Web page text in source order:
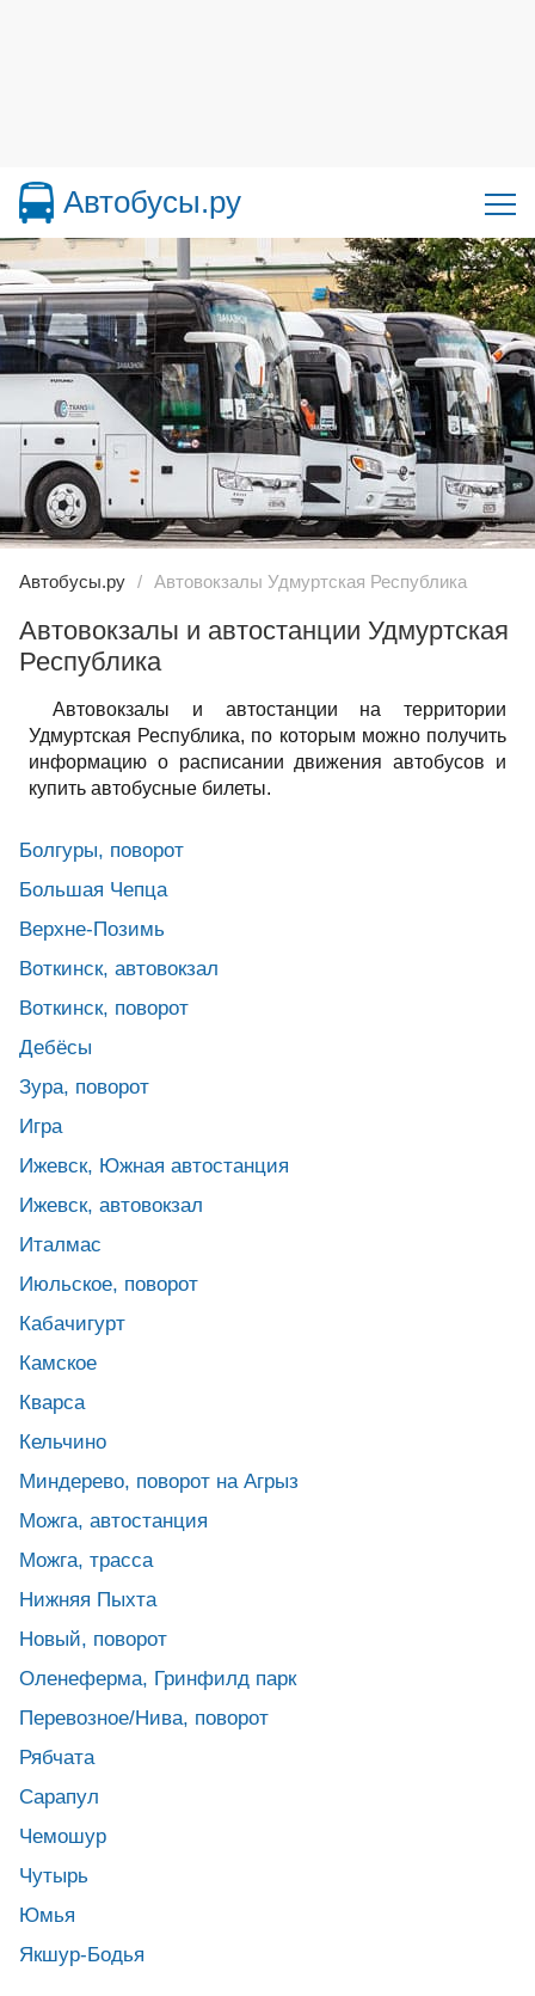
Автобусы.ру
Автобусы.ру Автовокзалы Удмуртская Республика
Автовокзалы и автостанции Удмуртская
Республика
Автовокзалы и автостанции на территории
Удмуртская Республика, по которым можно получить
информацию о расписании движения автобусов и
купить автобусные билеты.
Болгуры, поворот
Большая Чепца
Верхне-Позимь
Воткинск, автовокзал
Воткинск, поворот
Дебёсы
Зура, поворот
Игра
Ижевск, Южная автостанция
Ижевск, автовокзал
Италмас
Июльское, поворот
Кабачигурт
Камское
Кварса
Кельчино
Миндерево, поворот на Агрыз
Можга, автостанция
Можга, трасса
Нижняя Пыхта
Новый, поворот
Оленеферма, Гринфилд парк
Перевозное/Нива, поворот
Рябчата
Сарапул
Чемошур
Чутырь
Юмья
Якшур-Бодья